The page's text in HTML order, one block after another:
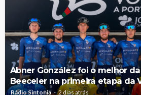
Abner González foi o melhor
Beeceler na primeira etapa da
Rádio Sintonia 2 dias atrás